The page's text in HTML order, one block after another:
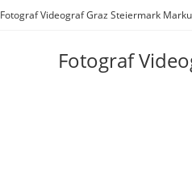
Zum
Fotograf Videograf Graz Steiermark
Fotograf